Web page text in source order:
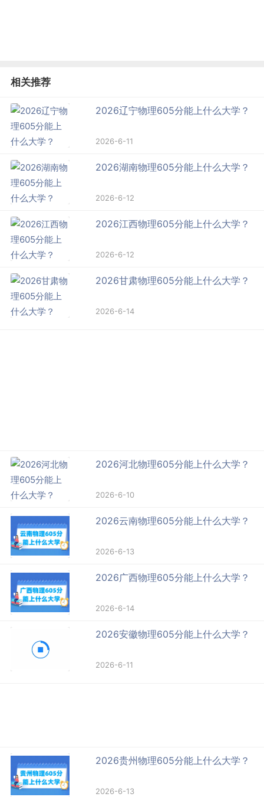
相关推荐
2026辽宁物理605分能上什么大学？
2026-6-11
2026湖南物理605分能上什么大学？
2026-6-12
2026江西物理605分能上什么大学？
2026-6-12
2026甘肃物理605分能上什么大学？
2026-6-14
2026河北物理605分能上什么大学？
2026-6-10
2026云南物理605分能上什么大学？
2026-6-13
2026广西物理605分能上什么大学？
2026-6-14
2026安徽物理605分能上什么大学？
2026-6-11
2026贵州物理605分能上什么大学？
2026-6-13